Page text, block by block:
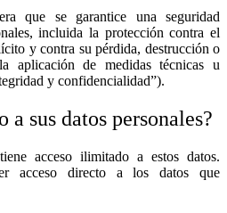
que se garantice una seguridad
incluida la protección contra el
y contra su pérdida, destrucción o
aplicación de medidas técnicas u
y confidencialidad”).
a sus datos personales?
acceso ilimitado a estos datos.
acceso directo a los datos que